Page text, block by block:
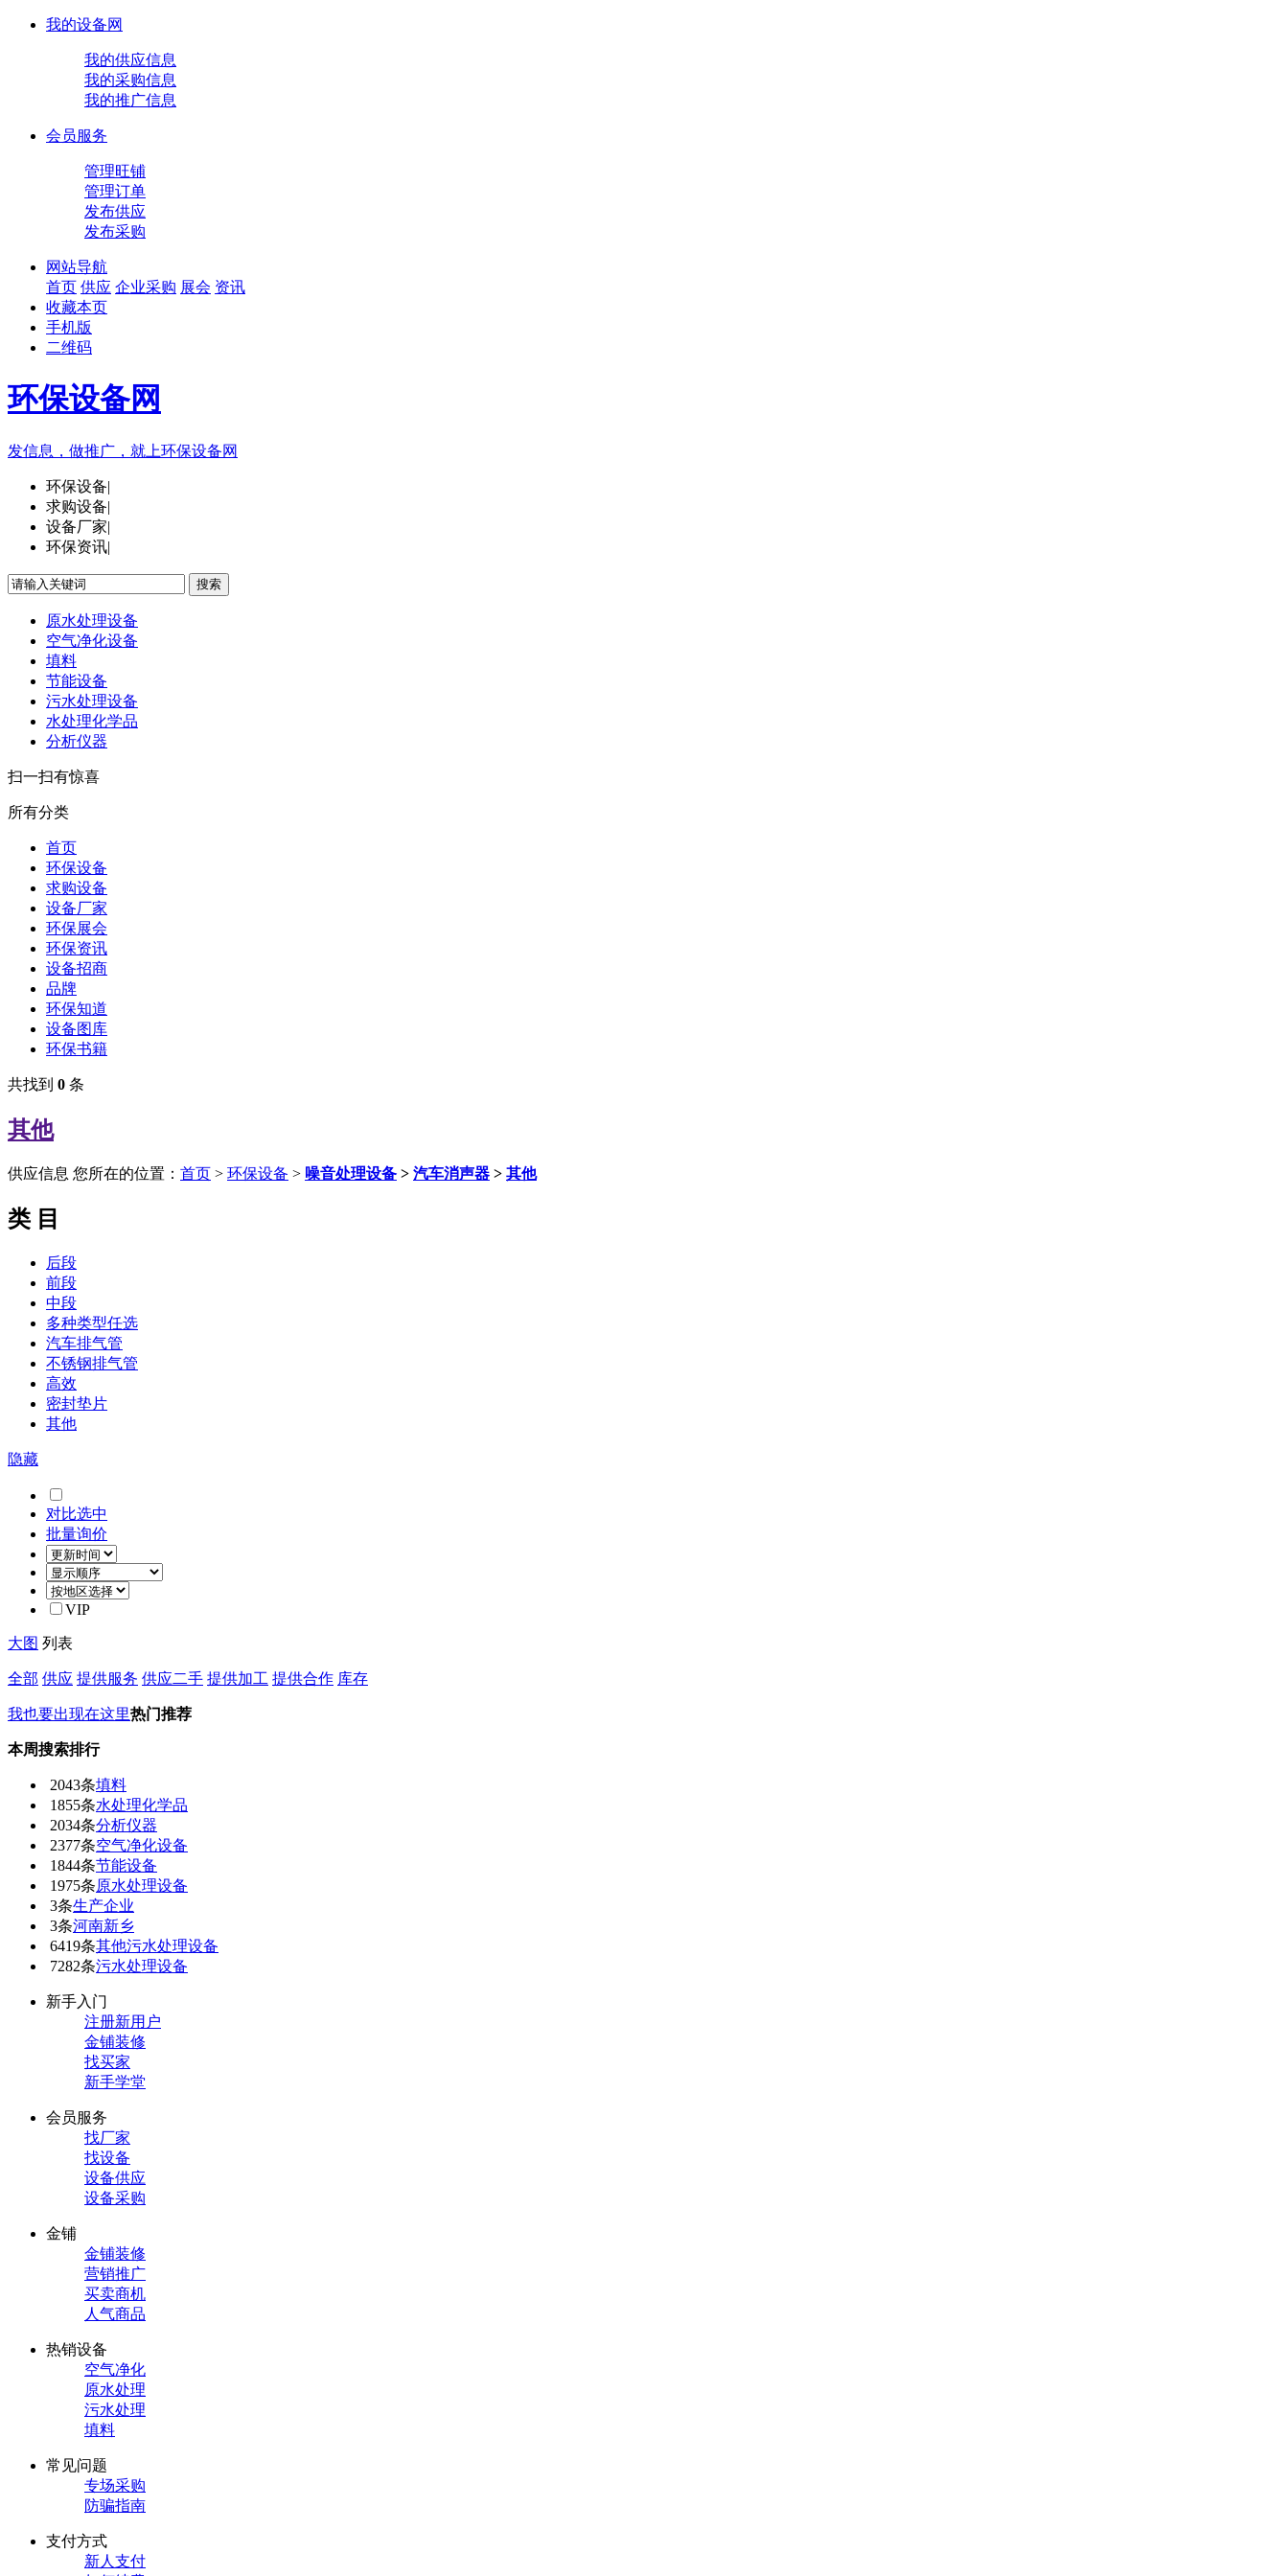
我的设备网
我的供应信息
我的采购信息
我的推广信息
会员服务
管理旺铺
管理订单
发布供应
发布采购
网站导航
首页 供应 企业采购 展会 资讯
收藏本页
手机版
二维码
环保设备网
发信息，做推广，就上环保设备网
环保设备|
求购设备|
设备厂家|
环保资讯|
搜索
原水处理设备
空气净化设备
填料
节能设备
污水处理设备
水处理化学品
分析仪器
扫一扫有惊喜
所有分类
首页
环保设备
求购设备
设备厂家
环保展会
环保资讯
设备招商
品牌
环保知道
设备图库
环保书籍
共找到 0 条
其他
供应信息 您所在的位置： 首页 > 环保设备 > 噪音处理设备 > 汽车消声器 > 其他
类 目
后段
前段
中段
多种类型任选
汽车排气管
不锈钢排气管
高效
密封垫片
其他
隐藏
对比选中
批量询价
VIP
大图 列表
全部 供应 提供服务 供应二手 提供加工 提供合作 库存
我也要出现在这里热门推荐
本周搜索排行
2043条填料
1855条水处理化学品
2034条分析仪器
2377条空气净化设备
1844条节能设备
1975条原水处理设备
3条生产企业
3条河南新乡
6419条其他污水处理设备
7282条污水处理设备
新手入门
注册新用户
金铺装修
找买家
新手学堂
会员服务
找厂家
找设备
设备供应
设备采购
金铺
金铺装修
营销推广
买卖商机
人气商品
热销设备
空气净化
原水处理
污水处理
填料
常见问题
专场采购
防骗指南
支付方式
新人支付